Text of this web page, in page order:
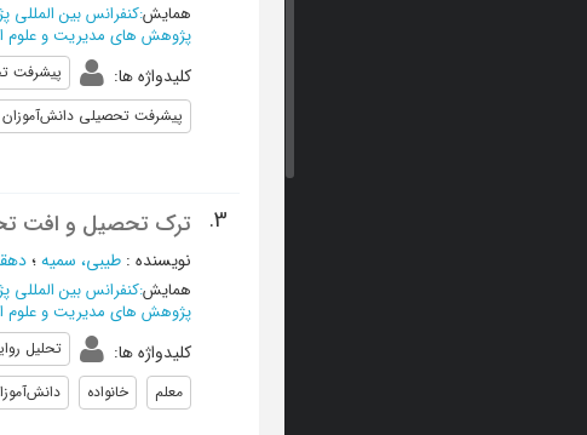
همایش:کنفرانس بین
پژوهش های مدیریت و علوم
کلیدواژه ها: پيشرفت
پیشرفت تحصیلی دانش‌آموزان
3. ترک تحصیل و افت
نویسنده : طیبی، سمیه؛
همایش:کنفرانس بین
پژوهش های مدیریت و علوم
کلیدواژه ها: تحلیل
معلم
خانواده